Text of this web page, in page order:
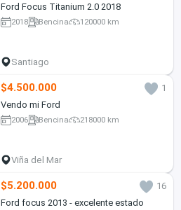
Ford Focus Titanium 2.0 2018
2018 Bencina 120000 km
Santiago
$4.500.000
1
Vendo mi Ford
2006 Bencina 218000 km
Viña del Mar
$5.200.000
16
Ford focus 2013 - excelente estado